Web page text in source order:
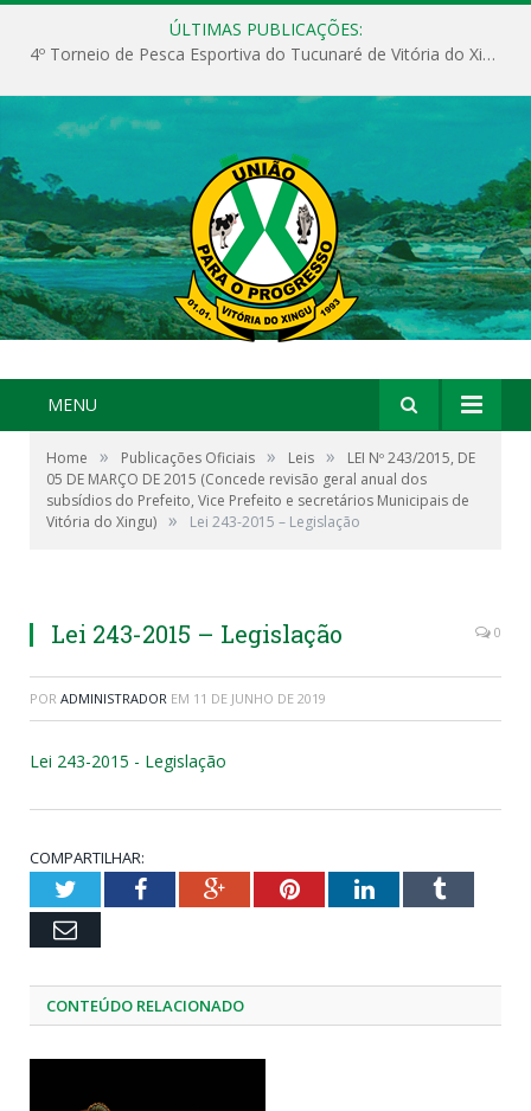
ÚLTIMAS PUBLICAÇÕES:
4º Torneio de Pesca Esportiva do Tucunaré de Vitória do Xingu
MENU
Home » Publicações Oficiais » Leis »
LEI Nº 243/2015, DE
05 DE MARÇO DE 2015 (Concede revisão geral anual dos
subsídios do Prefeito, Vice Prefeito e secretários Municipais de
Vitória do Xingu) » Lei 243-2015 – Legislação
Lei 243-2015 – Legislação 0
POR ADMINISTRADOR EM 11 DE JUNHO DE 2019
Lei 243-2015 - Legislação
COMPARTILHAR:
TwitterFacebookGoogle+PinterestLinkedInTumblr
Email
CONTEÚDO RELACIONADO